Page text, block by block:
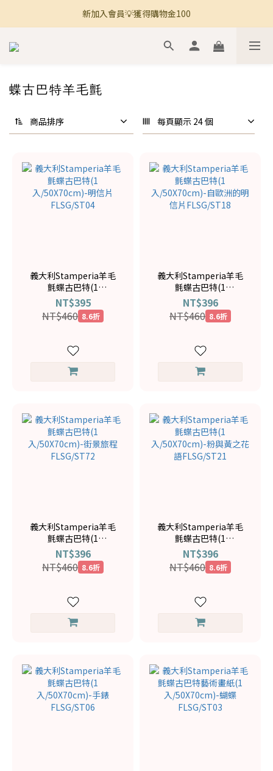
🚚 全館滿800免運 🚚
新加入會員💡獲得購物金100
🚚 全館滿800免運 🚚
蝶古巴特羊毛氈
商品排序 每頁顯示 24 個
義大利Stamperia羊毛
氈蝶古巴特(1
入/50X70cm)-明信片
FLSG/ST04
NT$395
NT$460 8.6折
義大利Stamperia羊毛
氈蝶古巴特(1
入/50X70cm)-自歐洲的
明信片FLSG/ST18
NT$396
NT$460 8.6折
義大利Stamperia羊毛
氈蝶古巴特(1
入/50X70cm)-街景旅程
FLSG/ST72
NT$396
NT$460 8.6折
義大利Stamperia羊毛
氈蝶古巴特(1
入/50X70cm)-粉與黃之
花語FLSG/ST21
NT$396
NT$460 8.6折